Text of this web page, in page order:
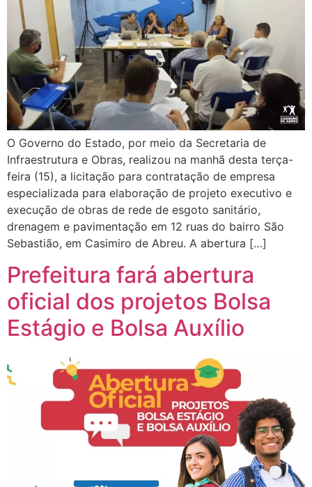
O Governo do Estado, por meio da Secretaria de
Infraestrutura e Obras, realizou na manhã desta terça-
feira (15), a licitação para contratação de empresa
especializada para elaboração de projeto executivo e
execução de obras de rede de esgoto sanitário,
drenagem e pavimentação em 12 ruas do bairro São
Sebastião, em Casimiro de Abreu. A abertura […]
Prefeitura fará abertura
oficial dos projetos Bolsa
Estágio e Bolsa Auxílio